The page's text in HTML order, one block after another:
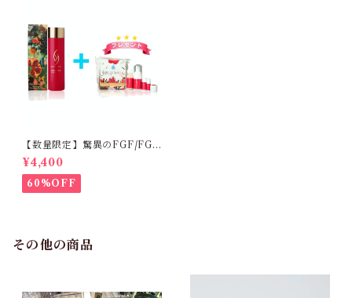
【数量限定】驚異のFGF/FGF
アンチエイジング化粧水
¥4,400
60%OFF
その他の商品